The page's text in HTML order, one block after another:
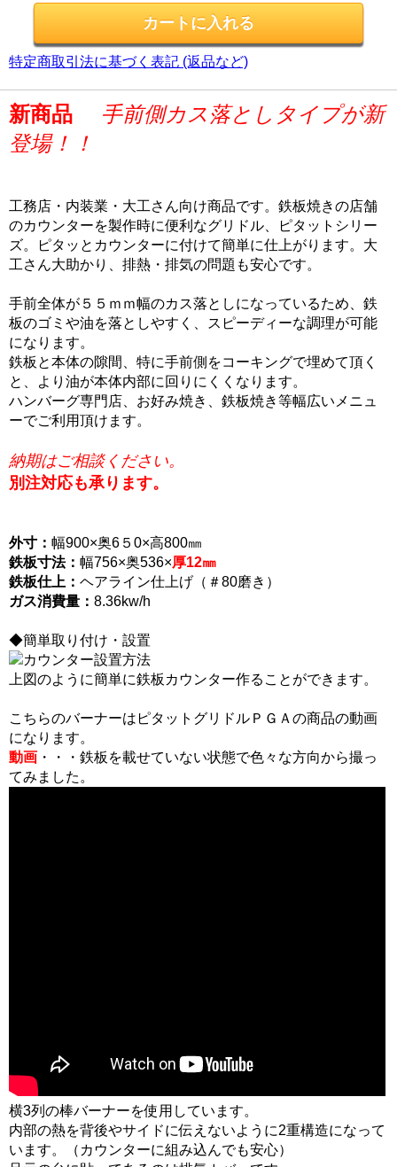
特定商取引法に基づく表記 (返品など)
新商品
手前側カス落としタイプが新
登場！！
工務店・内装業・大工さん向け商品です。鉄板焼きの店舗
のカウンターを製作時に便利なグリドル、ピタットシリー
ズ。ピタッとカウンターに付けて簡単に仕上がります。大
工さん大助かり、排熱・排気の問題も安心です。
手前全体が５５ｍｍ幅のカス落としになっているため、鉄
板のゴミや油を落としやすく、スピーディーな調理が可能
になります。
鉄板と本体の隙間、特に手前側をコーキングで埋めて頂く
と、より油が本体内部に回りにくくなります。
ハンバーグ専門店、お好み焼き、鉄板焼き等幅広いメニュ
ーでご利用頂けます。
納期はご相談ください。
別注対応も承ります。
外寸： 幅900×奥6５0×高800㎜
鉄板寸法： 幅756×奥536×厚12㎜
鉄板仕上： ヘアライン仕上げ（＃80磨き）
ガス消費量： 8.36kw/h
◆簡単取り付け・設置
上図のように簡単に鉄板カウンター作ることができます。
こちらのバーナーはピタットグリドルＰＧＡの商品の動画
になります。
動画 ・・・鉄板を載せていない状態で色々な方向から撮っ
てみました。
横3列の棒バーナーを使用しています。
内部の熱を背後やサイドに伝えないように2重構造になって
います。（カウンターに組み込んでも安心）